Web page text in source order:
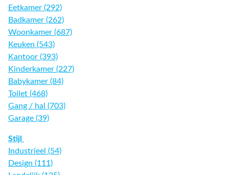
Eetkamer (292)
Badkamer (262)
Woonkamer (687)
Keuken (543)
Kantoor (393)
Kinderkamer (227)
Babykamer (84)
Toilet (468)
Gang / hal (703)
Garage (39)
Stijl
Industrieel (54)
Design (111)